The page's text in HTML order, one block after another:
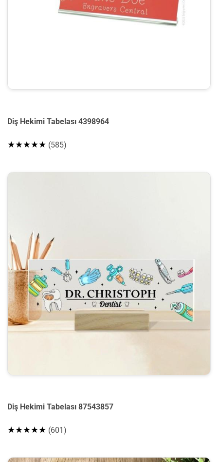
Diş Hekimi Tabelası 4398964
★★★★★ (585)
Diş Hekimi Tabelası 87543857
★★★★★ (601)